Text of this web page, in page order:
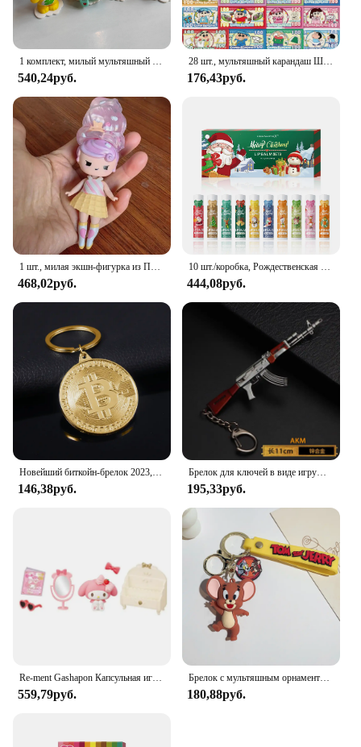
540,24руб.
28 шт., мультяшный карандаш Шинчан, бумажные наклейки для денег, детские игрушки для автомобиля, телефона, скрапбукинга, ноутбука, декоративная наклейка в стиле аниме, граффити, подарок
176,43руб.
468,02руб. 444,08руб.
146,38руб.
Брелок для ключей в виде игрушечного пистолета, брелок для ключей в виде автомобиля из металлического сплава, подарок для мужчин и мальчиков, 1 шт.
195,33руб.
559,79руб.
Брелок с мультяшным орнаментом Тома и Джерри, брелок для ключей от машины, Сумка с кулоном, милый Кот и мышь, экшн-кукла, коллекционные предметы, подарок для детей, игрушки
180,88руб.